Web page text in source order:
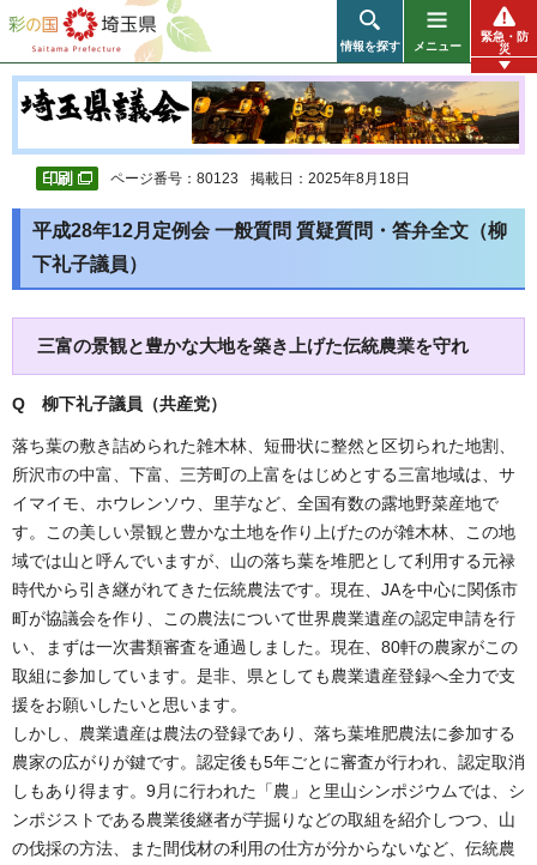
彩の国 埼玉県
情報を探す メニュー
緊急・防
災
ページ番号：80123 掲載日：2025年8月18日
平成28年12月定例会 一般質問 質疑質問・答弁全文（柳
下礼子議員）
三富の景観と豊かな大地を築き上げた伝統農業を守れ
Q 柳下礼子議員（共産党）
落ち葉の敷き詰められた雑木林、短冊状に整然と区切られた地割、
所沢市の中富、下富、三芳町の上富をはじめとする三富地域は、サ
イマイモ、ホウレンソウ、里芋など、全国有数の露地野菜産地で
す。この美しい景観と豊かな土地を作り上げたのが雑木林、この地
域では山と呼んでいますが、山の落ち葉を堆肥として利用する元禄
時代から引き継がれてきた伝統農法です。現在、JAを中心に関係市
町が協議会を作り、この農法について世界農業遺産の認定申請を行
い、まずは一次書類審査を通過しました。現在、80軒の農家がこの
取組に参加しています。是非、県としても農業遺産登録へ全力で支
援をお願いしたいと思います。
しかし、農業遺産は農法の登録であり、落ち葉堆肥農法に参加する
農家の広がりが鍵です。認定後も5年ごとに審査が行われ、認定取消
しもあり得ます。9月に行われた「農」と里山シンポジウムでは、シ
ンポジストである農業後継者が芋掘りなどの取組を紹介しつつ、山
の伐採の方法、また間伐材の利用の仕方が分からないなど、伝統農